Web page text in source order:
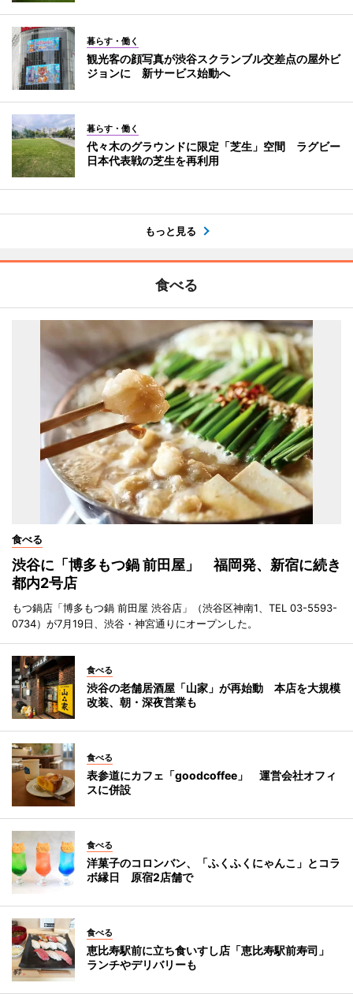
暮らす・働く
観光客の顔写真が渋谷スクランブル交差点の屋外ビ
ジョンに 新サービス始動へ
暮らす・働く
代々木のグラウンドに限定「芝生」空間 ラグビー
日本代表戦の芝生を再利用
もっと見る
食べる
食べる
渋谷に「博多もつ鍋 前田屋」 福岡発、新宿に続き
都内2号店
もつ鍋店「博多もつ鍋 前田屋 渋谷店」（渋谷区神南1、TEL 03-5593-
0734）が7月19日、渋谷・神宮通りにオープンした。
食べる
渋谷の老舗居酒屋「山家」が再始動 本店を大規模
改装、朝・深夜営業も
食べる
表参道にカフェ「goodcoffee」 運営会社オフィ
スに併設
食べる
洋菓子のコロンバン、「ふくふくにゃんこ」とコラ
ボ縁日 原宿2店舗で
食べる
恵比寿駅前に立ち食いすし店「恵比寿駅前寿司」
ランチやデリバリーも